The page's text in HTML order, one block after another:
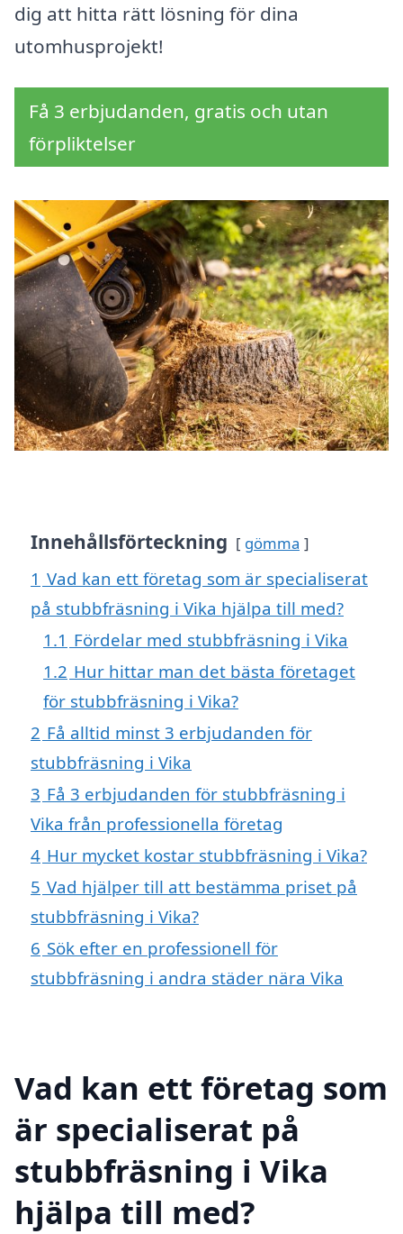
dig att hitta rätt lösning för dina
utomhusprojekt!
Få 3 erbjudanden, gratis och utan
förpliktelser
Innehållsförteckning gömma
1 Vad kan ett företag som är specialiserat
på stubbfräsning i Vika hjälpa till med?
1.1 Fördelar med stubbfräsning i Vika
1.2 Hur hittar man det bästa företaget
för stubbfräsning i Vika?
2 Få alltid minst 3 erbjudanden för
stubbfräsning i Vika
3 Få 3 erbjudanden för stubbfräsning i
Vika från professionella företag
4 Hur mycket kostar stubbfräsning i Vika?
5 Vad hjälper till att bestämma priset på
stubbfräsning i Vika?
6 Sök efter en professionell för
stubbfräsning i andra städer nära Vika
Vad kan ett företag som
är specialiserat på
stubbfräsning i Vika
hjälpa till med?